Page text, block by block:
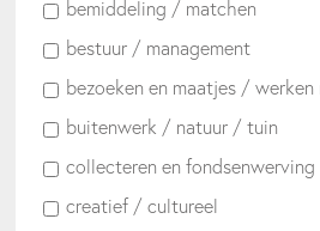
bemiddeling / matchen
bestuur / management
bezoeken en maatjes / werken
buitenwerk / natuur / tuin
collecteren en fondsenwerving
creatief / cultureel